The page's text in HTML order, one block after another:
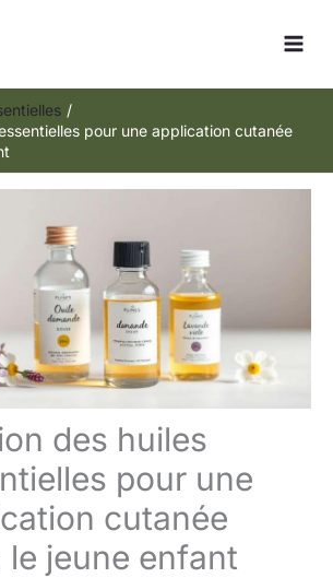
pour une application cutanée
des huiles
pour une
cutanée
le jeune enfant